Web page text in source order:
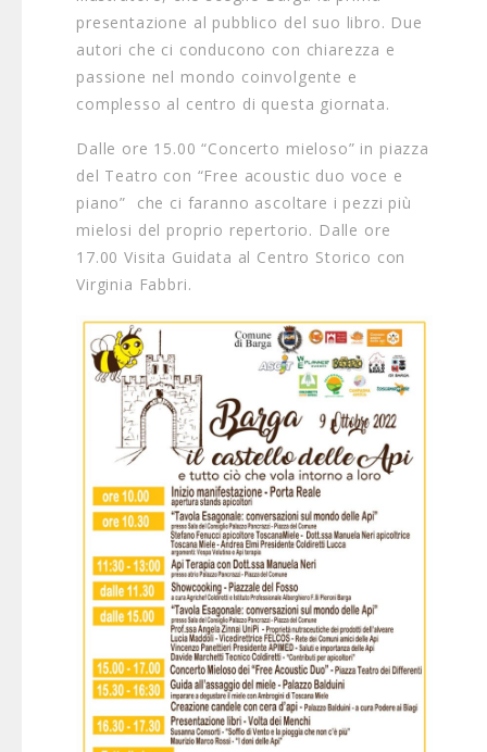
presentazione al pubblico del suo libro. Due
autori che ci conducono con chiarezza e
passione nel mondo coinvolgente e
complesso al centro di questa giornata.
Dalle ore 15.00 “Concerto mieloso” in piazza
del Teatro con “Free acoustic duo voce e
piano” che ci faranno ascoltare i pezzi più
mielosi del proprio repertorio. Dalle ore
17.00 Visita Guidata al Centro Storico con
Virginia Fabbri.